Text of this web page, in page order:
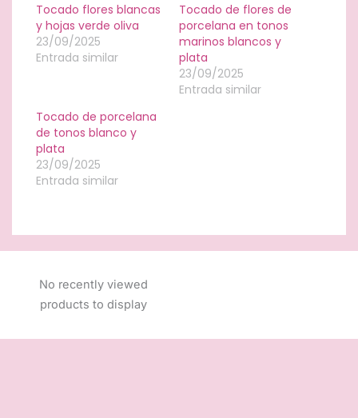
Tocado flores blancas
y hojas verde oliva
23/09/2025
Entrada similar
Tocado de flores de
porcelana en tonos
marinos blancos y
plata
23/09/2025
Entrada similar
Tocado de porcelana
de tonos blanco y
plata
23/09/2025
Entrada similar
No recently viewed
products to display